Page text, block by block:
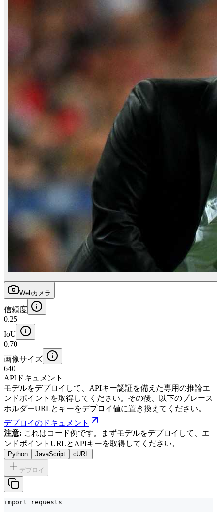
Webカメラ
信頼度
0.25
IoU
0.70
画像サイズ
640
APIドキュメント
モデルをデプロイして、APIキー認証を備えた専用の推論エ
ンドポイントを取得してください。その後、以下のプレース
ホルダーURLとキーをデプロイ値に置き換えてください。
デプロイのドキュメント
注意: これはコード例です。まずモデルをデプロイして、エ
ンドポイントURLとAPIキーを取得してください。
Python JavaScript cURL
デプロイ
import requests